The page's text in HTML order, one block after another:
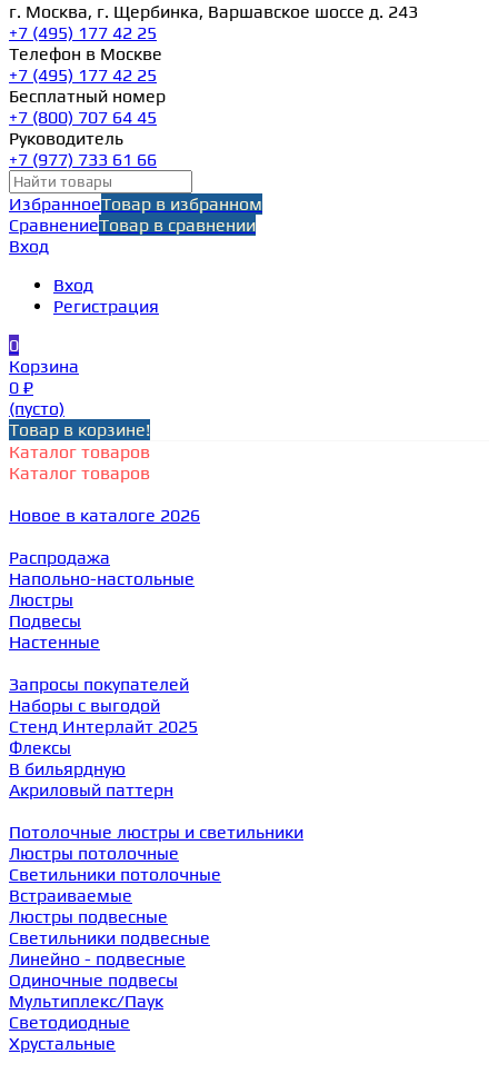
г. Москва, г. Щербинка, Варшавское шоссе д. 243
+7 (495) 177 42 25
Телефон в Москве
+7 (495) 177 42 25
Бесплатный номер
+7 (800) 707 64 45
Руководитель
+7 (977) 733 61 66
ИзбранноеТовар в избранном
СравнениеТовар в сравнении
Вход
Вход
Регистрация
0
Корзина
0 ₽
(пусто)
Товар в корзине!
Каталог товаров
Каталог товаров
Новое в каталоге 2026
Распродажа
Напольно-настольные
Люстры
Подвесы
Настенные
Запросы покупателей
Наборы с выгодой
Стенд Интерлайт 2025
Флексы
В бильярдную
Акриловый паттерн
Потолочные люстры и светильники
Люстры потолочные
Светильники потолочные
Встраиваемые
Люстры подвесные
Светильники подвесные
Линейно - подвесные
Одиночные подвесы
Мультиплекс/Паук
Светодиодные
Хрустальные